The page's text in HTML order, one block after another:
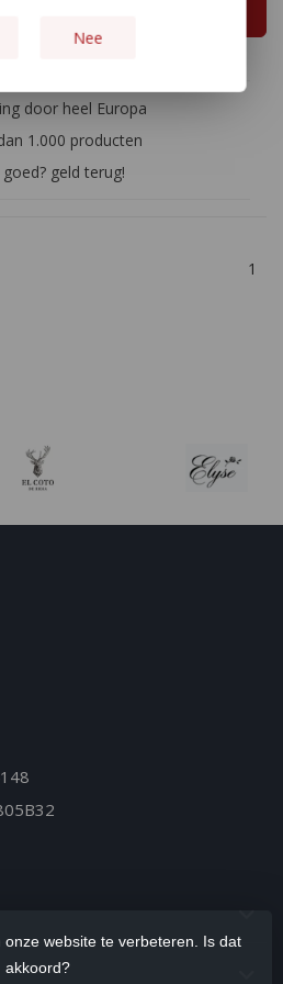
door heel Europa
1.000 producten
geld terug!
1
website te verbeteren. Is dat
akkoord?
Nee